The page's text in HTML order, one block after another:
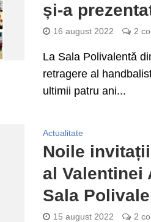
și-a
16 august 2022 2
La Sala Polivalentă
retragere al
ultimii patru ani...
Actualitate
Noile
al Valentinei
Sala
15 august 2022 2